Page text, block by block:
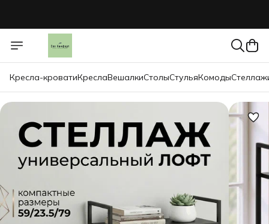
Кресла-кроватиКреслаВешалкиСтолыСтульяКомоды